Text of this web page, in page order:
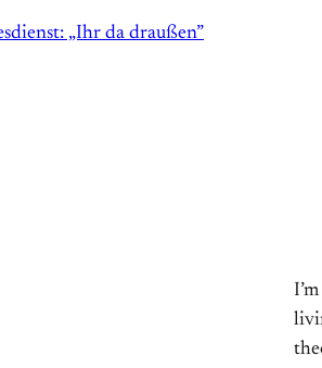
„Ihr da draußen”
I’m